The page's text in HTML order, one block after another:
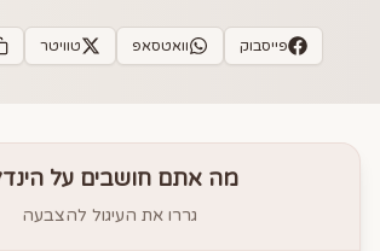
פייסבוק וואטסאפ טוויטר
מה אתם חושבים על
גררו את העיגול להצבעה